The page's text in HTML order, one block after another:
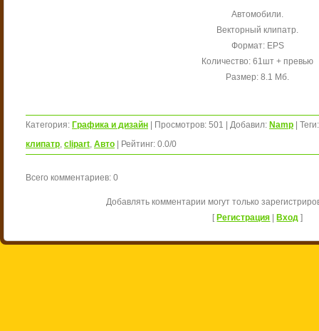
Автомобили.
Векторный клипатр.
Формат: EPS
Количество: 61шт + превью
Размер: 8.1 Мб.
Категория: Графика и дизайн Просмотров: 501 Добавил: Namp Теги:
клипатр, clipart, Авто Рейтинг: 0.0/0
Всего комментариев: 0
Добавлять комментарии могут только
[ Регистрация Вход ]